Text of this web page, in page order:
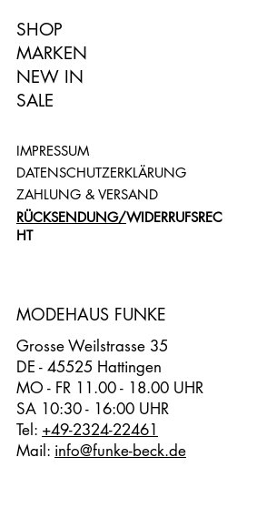
SHOP
MARKEN
NEW IN
SALE
IMPRESSUM
DATENSCHUTZERKLÄRUNG
ZAHLUNG & VERSAND
RÜCKSENDUNG/WIDERRUFSREC
HT
Grosse Weilstrasse 35
DE - 45525 Hattingen
MO - FR 11.00 - 18.00 UHR
SA 10:30 - 16:00 UHR
Tel: +49-2324-22461
Mail: info@funke-beck.de
MODEHAUS FUNKE